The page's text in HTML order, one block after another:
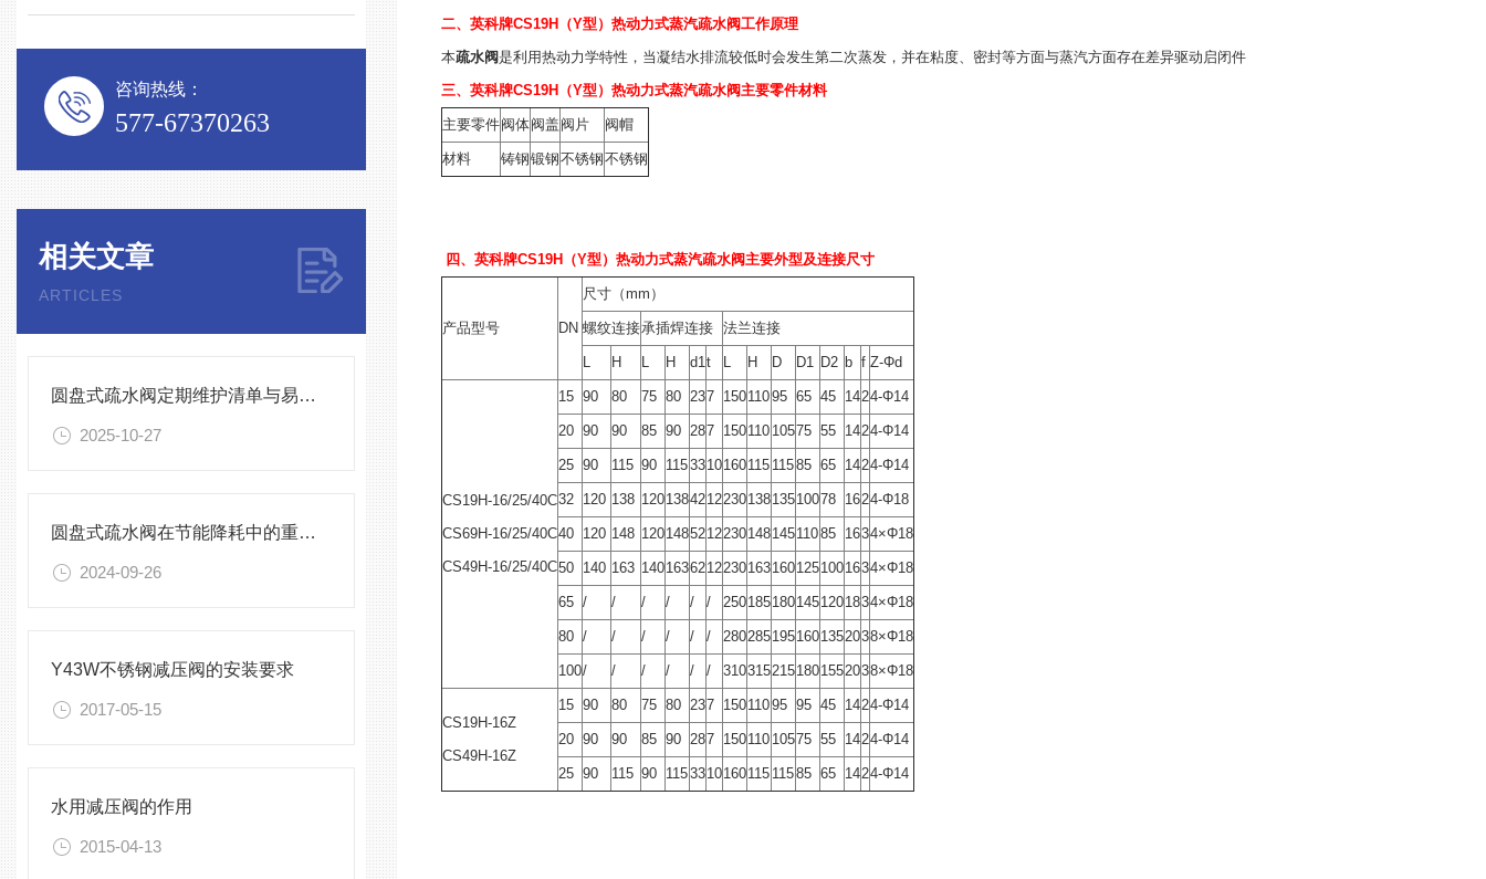
咨询热线：
577-67370263
相关文章
ARTICLES
圆盘式疏水阀定期维护清单与易损件更换周期
2025-10-27
圆盘式疏水阀在节能降耗中的重要性
2024-09-26
Y43W不锈钢减压阀的安装要求
2017-05-15
水用减压阀的作用
2015-04-13
二、英科牌CS19H（Y型）热动力式蒸汽疏水阀工作原理
本疏水阀是利用热动力学特性，当凝结水排流较低时会发生第二次蒸发，并在粘度、密封等方面与蒸汽方面存在差异驱动启闭件
三、英科牌CS19H（Y型）热动力式蒸汽疏水阀主要零件材料
主要零件阀体阀盖 阀片 阀帽
材料 铸钢锻钢不锈钢不锈钢
四、英科牌CS19H（Y型）热动力式蒸汽疏水阀主要外型及连接尺寸
产品型号 DN
尺寸（mm）
螺纹连接承插焊连接 法兰连接
L H L H d1t L H D D1 D2 b f Z-Φd
CS19H-16/25/40C
CS69H-16/25/40C
CS49H-16/25/40C
15 90 80 75 80 237 15011095 65 45 1424-Φ14
20 90 90 85 90 287 150110 10575 55 1424-Φ14
25 90 115 90 1153310160115 11585 65 1424-Φ14
32 120 138 120138421223013813510078 1624-Φ18
40 120 148 120148521223014814511085 1634×Φ18
50 140 163 14016362122301631601251001634×Φ18
65 / / / / / / 2501851801451201834×Φ18
80 / / / / / / 2802851951601352038×Φ18
100/ / / / / / 3103152151801552038×Φ18
CS19H-16Z
CS49H-16Z
15 90 80 75 80 237 15011095 95 45 1424-Φ14
20 90 90 85 90 287 150110 10575 55 1424-Φ14
25 90 115 90 1153310160115 11585 65 1424-Φ14